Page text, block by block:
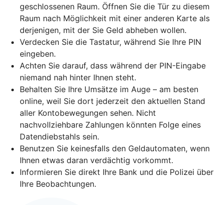
geschlossenen Raum. Öffnen Sie die Tür zu diesem
Raum nach Möglichkeit mit einer anderen Karte als
derjenigen, mit der Sie Geld abheben wollen.
Verdecken Sie die Tastatur, während Sie Ihre PIN
eingeben.
Achten Sie darauf, dass während der PIN-Eingabe
niemand nah hinter Ihnen steht.
Behalten Sie Ihre Umsätze im Auge – am besten
online, weil Sie dort jederzeit den aktuellen Stand
aller Kontobewegungen sehen. Nicht
nachvollziehbare Zahlungen könnten Folge eines
Datendiebstahls sein.
Benutzen Sie keinesfalls den Geldautomaten, wenn
Ihnen etwas daran verdächtig vorkommt.
Informieren Sie direkt Ihre Bank und die Polizei über
Ihre Beobachtungen.